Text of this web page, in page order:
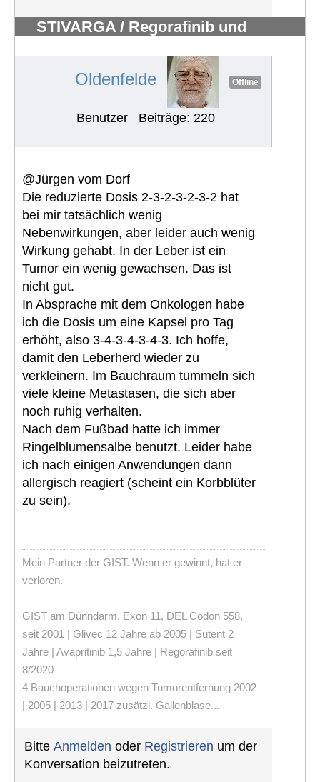
STIVARGA / Regorafinib und
Oldenfelde Offline
Benutzer Beiträge: 220
@Jürgen vom Dorf
Die reduzierte Dosis 2-3-2-3-2-3-2 hat
bei mir tatsächlich wenig
Nebenwirkungen, aber leider auch wenig
Wirkung gehabt. In der Leber ist ein
Tumor ein wenig gewachsen. Das ist
nicht gut.
In Absprache mit dem Onkologen habe
ich die Dosis um eine Kapsel pro Tag
erhöht, also 3-4-3-4-3-4-3. Ich hoffe,
damit den Leberherd wieder zu
verkleinern. Im Bauchraum tummeln sich
viele kleine Metastasen, die sich aber
noch ruhig verhalten.
Nach dem Fußbad hatte ich immer
Ringelblumensalbe benutzt. Leider habe
ich nach einigen Anwendungen dann
allergisch reagiert (scheint ein Korbblüter
zu sein).
Mein Partner der GIST. Wenn er gewinnt, hat er
verloren.
GIST am Dünndarm, Exon 11, DEL Codon 558,
seit 2001 | Glivec 12 Jahre ab 2005 | Sutent 2
Jahre | Avapritinib 1,5 Jahre | Regorafinib seit
8/2020
4 Bauchoperationen wegen Tumorentfernung 2002
| 2005 | 2013 | 2017 zusätzl. Gallenblase...
Bitte Anmelden oder Registrieren um der
Konversation beizutreten.